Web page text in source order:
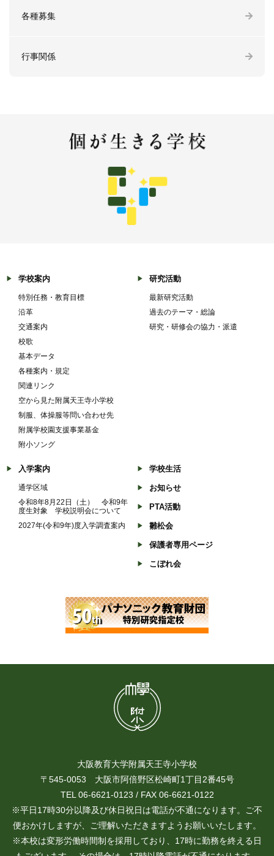
各種募集
行事関係
学校案内
特別任務・教育目標
沿革
交通案内
校歌
基本データ
各種案内・規定
関連リンク
空から見た附属天王寺小学校
制服、体操服等問い合わせ先
附属学校園支援事業基金
附小ソング
研究活動
最新研究活動
過去のテーマ・総論
研究・研修会の協力・派遣
入学案内
通学区域
令和8年8月22日（土） 令和9年
度生対象 学校説明会について
2027年(令和9年)度入学調査案内
学校生活
お知らせ
PTA活動
雛松会
保護者専用ページ
こぼれ会
大阪教育大学附属天王寺小学校
〒545-0053 大阪市阿倍野区松崎町1丁目2番45号
TEL 06-6621-0123 / FAX 06-6621-0122
※平日17時30分以降及び休日祝日は電話が不通になります。ご不
便おかけしますが、ご理解いただきますようお願いいたします。
※本校は変形労働時間制を採用しており、17時に勤務を終える日